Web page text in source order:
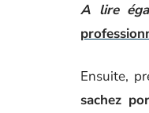
A lire
Ensuite,
sachez